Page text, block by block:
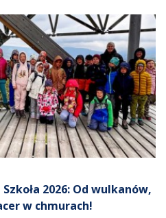
2026: Od wulkanów,
w chmurach!